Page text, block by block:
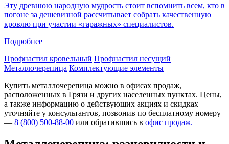
Эту древнюю народную мудрость стоит вспомнить всем, кто в
погоне за дешевизной рассчитывает собрать качественную
кровлю при участии «гаражных» специалистов.
Подробнее
Профнастил кровельный Профнастил несущий
Металлочерепица Комплектующие элементы
Купить металлочерепица можно в офисах продаж,
расположенных в Грязи и других населенных пунктах. Цены,
а также информацию о действующих акциях и скидках —
уточняйте у консультантов, позвонив по бесплатному номеру
— 8 (800) 500-88-00 или обратившись в офис продаж.